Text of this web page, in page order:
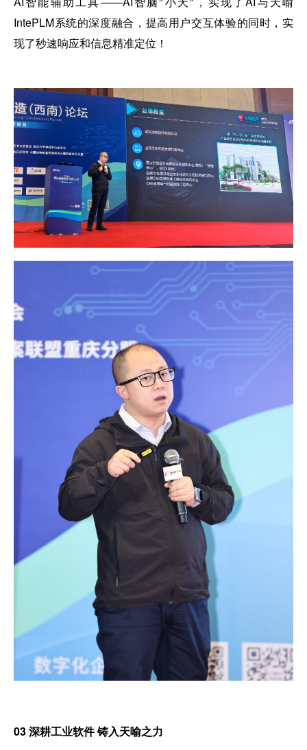
IntePLM系统的深度融合，提高用户交互体验的同时，实
现了秒速响应和信息精准定位！
03深耕工业软件 铸入天喻之力